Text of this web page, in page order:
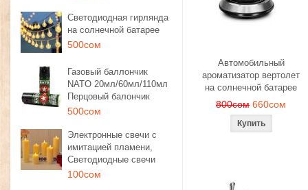
Светодиодная гирлянда
на солнечной батарее
500сом
Газовый баллончик
NATO 20мл/60мл/110мл
Перцовый балончик
500сом
Электронные свечи с
имитацией пламени,
Светодиодные свечи
100сом
Автомобильный
ароматизатор вертолет
на солнечной батарее
800сом 660сом